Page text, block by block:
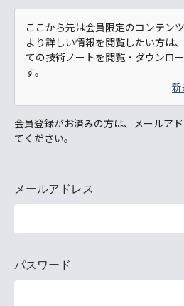
ここから先は会員限定のコンテンツ
より詳しい情報を閲覧したい方は
ての技術ノートを閲覧・ダウンロ
す。
会員登録がお済みの方は、メールア
てください。
メールアドレス
パスワード